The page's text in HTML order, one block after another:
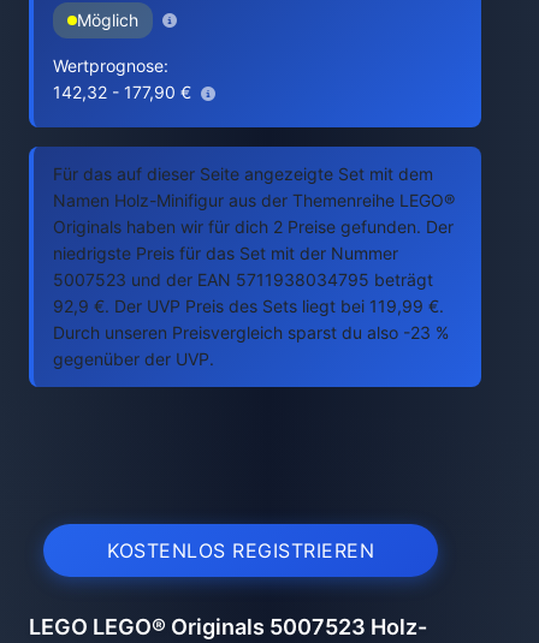
Möglich
Wertprognose:
142,32 - 177,90 €
Für das auf dieser Seite angezeigte Set mit dem
Namen Holz-Minifigur aus der Themenreihe LEGO®
Originals haben wir für dich 2 Preise gefunden. Der
niedrigste Preis für das Set mit der Nummer
5007523 und der EAN 5711938034795 beträgt
92,9 €. Der UVP Preis des Sets liegt bei 119,99 €.
Durch unseren Preisvergleich sparst du also -23 %
gegenüber der UVP.
KOSTENLOS REGISTRIEREN
LEGO LEGO® Originals 5007523 Holz-